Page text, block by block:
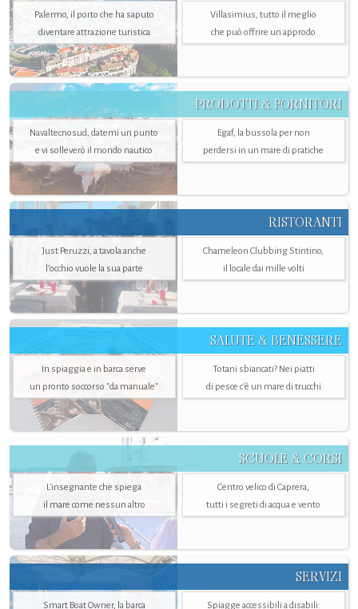
Palermo, il porto che ha saputo
diventare attrazione turistica
Villasimius, tutto il meglio
che può offrire un approdo
PRODOTTI & FORNITORI
Navaltecnosud, datemi un punto
e vi solleverò il mondo nautico
Egaf, la bussola per non
perdersi in un mare di pratiche
RISTORANTI
Just Peruzzi, a tavola anche
l’occhio vuole la sua parte
Chameleon Clubbing Stintino,
il locale dai mille volti
SALUTE & BENESSERE
In spiaggia e in barca serve
un pronto soccorso "da manuale"
Totani sbiancati? Nei piatti
di pesce c'è un mare di trucchi
SCUOLE & CORSI
L'insegnante che spiega
il mare come nessun altro
Centro velico di Caprera,
tutti i segreti di acqua e vento
SERVIZI
Smart Boat Owner, la barca Spiagge accessibili a disabili: